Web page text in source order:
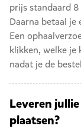
prijs standaard
Daarna betaal je
Een
klikken, welke je
nadat je de
Leveren
plaatsen?